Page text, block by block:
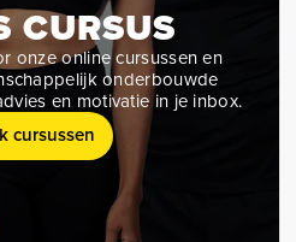
CURSUS
onze online cursussen en
onderbouwde
en motivatie in je inbox.
cursussen